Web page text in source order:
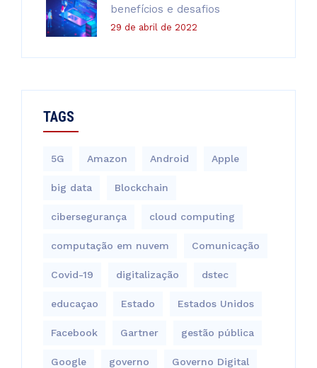
benefícios e desafios
29 de abril de 2022
TAGS
5G Amazon Android Apple
big data Blockchain
cibersegurança cloud computing
computação em nuvem Comunicação
Covid-19 digitalização dstec
educaçao Estado Estados Unidos
Facebook Gartner gestão pública
Google governo Governo Digital